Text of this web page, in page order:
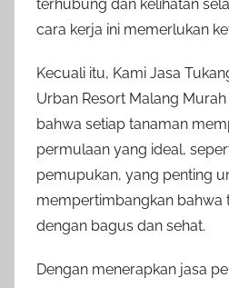
terhubung dan kelihatan
cara kerja ini memerlukan
Kecuali itu, Kami Jasa
Urban Resort Malang
bahwa setiap tanaman
permulaan yang ideal,
pemupukan, yang penting
mempertimbangkan bahwa
dengan bagus dan sehat.
Dengan menerapkan jasa